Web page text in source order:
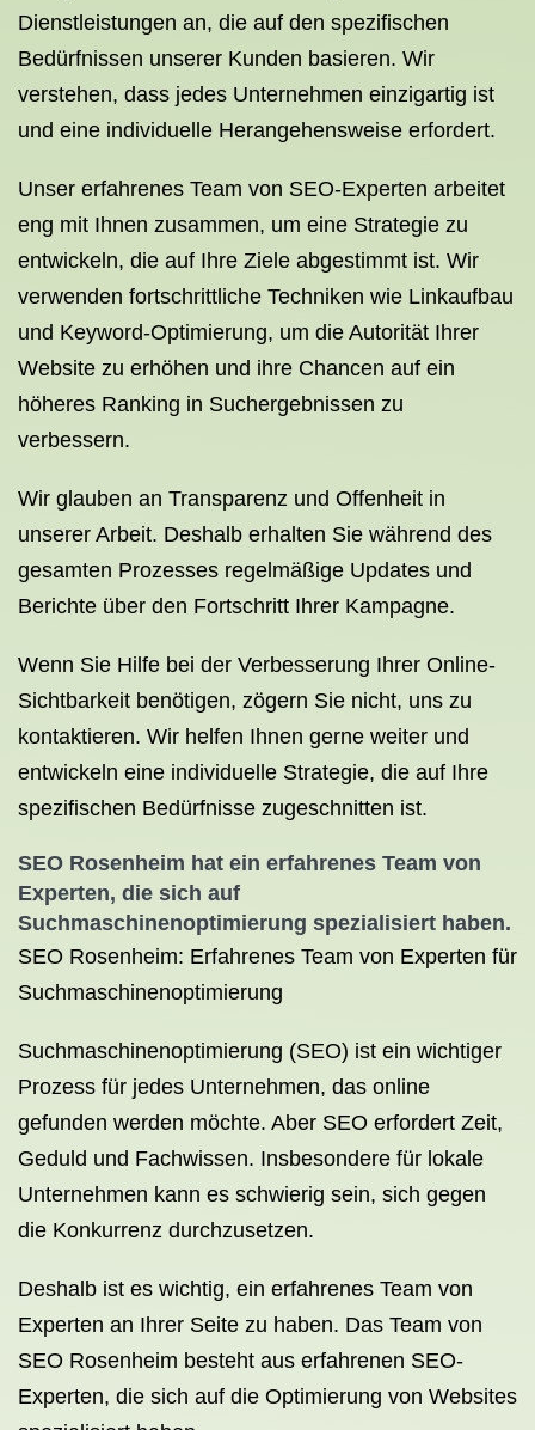
Dienstleistungen an, die auf den spezifischen
Bedürfnissen unserer Kunden basieren. Wir
verstehen, dass jedes Unternehmen einzigartig ist
und eine individuelle Herangehensweise erfordert.
Unser erfahrenes Team von SEO-Experten arbeitet
eng mit Ihnen zusammen, um eine Strategie zu
entwickeln, die auf Ihre Ziele abgestimmt ist. Wir
verwenden fortschrittliche Techniken wie Linkaufbau
und Keyword-Optimierung, um die Autorität Ihrer
Website zu erhöhen und ihre Chancen auf ein
höheres Ranking in Suchergebnissen zu
verbessern.
Wir glauben an Transparenz und Offenheit in
unserer Arbeit. Deshalb erhalten Sie während des
gesamten Prozesses regelmäßige Updates und
Berichte über den Fortschritt Ihrer Kampagne.
Wenn Sie Hilfe bei der Verbesserung Ihrer Online-
Sichtbarkeit benötigen, zögern Sie nicht, uns zu
kontaktieren. Wir helfen Ihnen gerne weiter und
entwickeln eine individuelle Strategie, die auf Ihre
spezifischen Bedürfnisse zugeschnitten ist.
SEO Rosenheim hat ein erfahrenes Team von
Experten, die sich auf
Suchmaschinenoptimierung spezialisiert haben.
SEO Rosenheim: Erfahrenes Team von Experten für
Suchmaschinenoptimierung
Suchmaschinenoptimierung (SEO) ist ein wichtiger
Prozess für jedes Unternehmen, das online
gefunden werden möchte. Aber SEO erfordert Zeit,
Geduld und Fachwissen. Insbesondere für lokale
Unternehmen kann es schwierig sein, sich gegen
die Konkurrenz durchzusetzen.
Deshalb ist es wichtig, ein erfahrenes Team von
Experten an Ihrer Seite zu haben. Das Team von
SEO Rosenheim besteht aus erfahrenen SEO-
Experten, die sich auf die Optimierung von Websites